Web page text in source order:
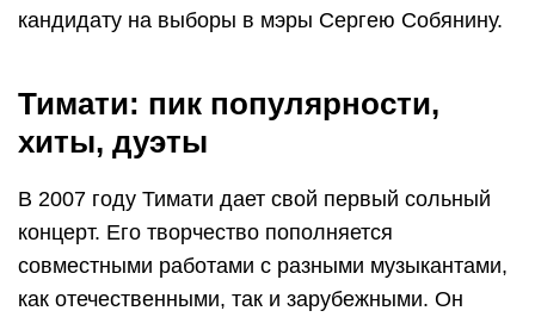
кандидату на выборы в мэры Сергею Собянину.
Тимати: пик популярности,
хиты, дуэты
В 2007 году Тимати дает свой первый сольный
концерт. Его творчество пополняется
совместными работами с разными музыкантами,
как отечественными, так и зарубежными. Он